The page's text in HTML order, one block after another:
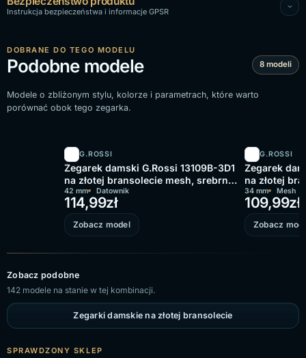
Instrukcja bezpieczeństwa i informacje GPSR
DOBRANE DO TEGO MODELU
Podobne modele 8 modeli
Modele o zbliżonym stylu, kolorze i parametrach, które warto
porównać obok tego zegarka.
G.ROSSI
Zegarek damski G.Rossi 13109B-3D1
na złotej bransolecie mesh, srebrna
tarcza
42 mm Datownik
114,99zł
Zobacz model
G.ROSSI
Zegarek
na złotej
tarcza
34 mm Mesh
109,99zł
Zobacz
Zobacz podobne
142 modele na stanie w tej kombinacji.
Zegarki damskie na złotej bransolecie
SPRAWDZONY SKLEP